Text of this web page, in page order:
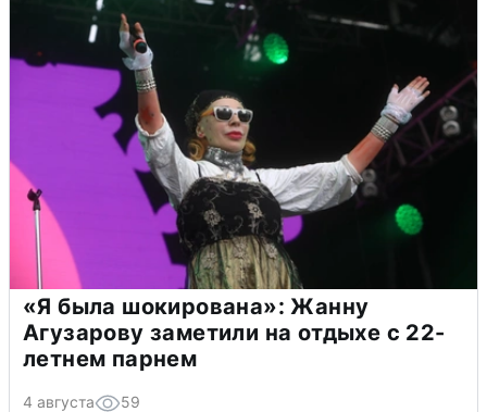
«Я была шокирована»: Жанну
Агузарову заметили на отдыхе с 22-
летнем парнем
4 августа 59